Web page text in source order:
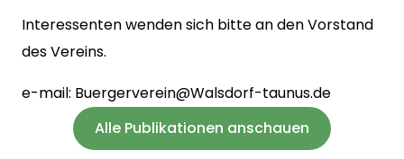
Interessenten wenden sich bitte an den Vorstand
des Vereins.
e-mail: Buergerverein@Walsdorf-taunus.de
Alle Publikationen anschauen